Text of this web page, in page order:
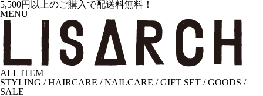
5,500円以上のご購入で配送料無料！
MENU
ALL ITEM
STYLING /HAIRCARE /NAILCARE /GIFT SET /GOODS /
SALE